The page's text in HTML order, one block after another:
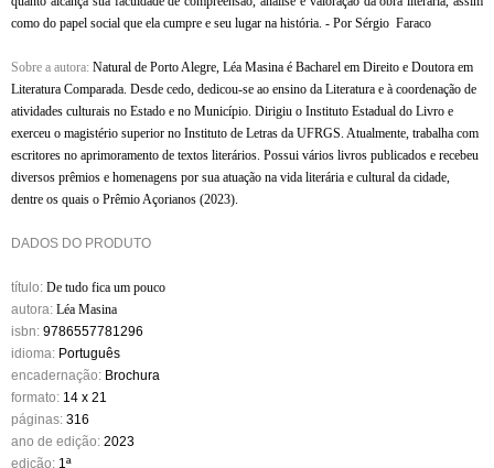
como do papel social que ela cumpre e seu lugar na história. - Por Sérgio Faraco
Sobre a autora: Natural de Porto Alegre, Léa Masina é Bacharel em Direito e Doutora em
Literatura Comparada. Desde cedo, dedicou-se ao ensino da Literatura e à coordenação de
atividades culturais no Estado e no Município. Dirigiu o Instituto Estadual do Livro e
exerceu o magistério superior no Instituto de Letras da UFRGS. Atualmente, trabalha com
escritores no aprimoramento de textos literários. Possui vários livros publicados e recebeu
diversos prêmios e homenagens por sua atuação na vida literária e cultural da cidade,
dentre os quais o Prêmio Açorianos (2023).
DADOS DO PRODUTO
título: De tudo fica um pouco
autora: Léa Masina
isbn: 9786557781296
idioma: Português
encadernação: Brochura
formato: 14 x 21
páginas: 316
ano de edição: 2023
edição: 1ª